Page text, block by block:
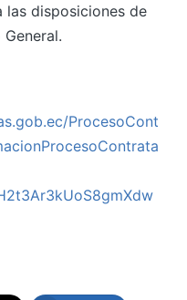
las disposiciones de
ProcesoCont